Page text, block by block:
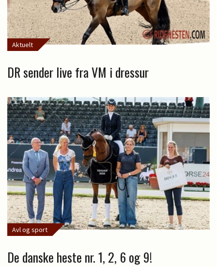
Aktuelt
DR sender live fra VM i dressur
Avl og sport
De danske heste nr. 1, 2, 6 og 9!